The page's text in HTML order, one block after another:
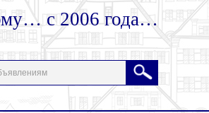
с 2006 года…